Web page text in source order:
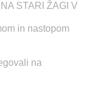
STARI ŽAGI V
in nastopom
na